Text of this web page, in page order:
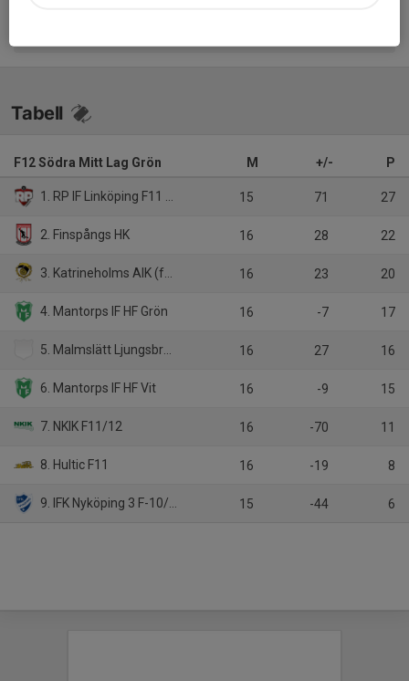
Tabell
F12 Södra Mitt Lag Grön M +/- P
1. RP IF Linköping F11 Röd 15 71 27
2. Finspångs HK 16 28 22
3. Katrineholms AIK (f11) 16 23 20
4. Mantorps IF HF Grön 16 -7 17
5. Malmslätt Ljungsbro HF F11 16 27 16
6. Mantorps IF HF Vit 16 -9 15
7. NKIK F11/12 16 -70 11
8. Hultic F11 16 -19 8
9. IFK Nyköping 3 F-10/11 15 -44 6